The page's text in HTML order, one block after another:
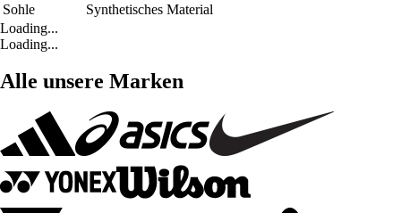
Sohle
Synthetisches Material
Loading...
Loading...
Alle unsere Marken